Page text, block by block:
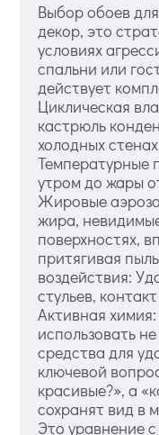
Выбор обоев
декор, это
условиях
спальни или
действует
Циклическая
кастрюль
холодных
Температурные
утром до жары
Жировые
жира,
поверхностях,
притягивая
воздействия:
стульев,
Активная
использовать
средства для
ключевой
красивые?», а
сохранят вид в
Это уравнение